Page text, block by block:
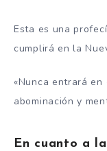
Esta es una
cumplirá en la
«Nunca entrará
abominación y
En cuanto a